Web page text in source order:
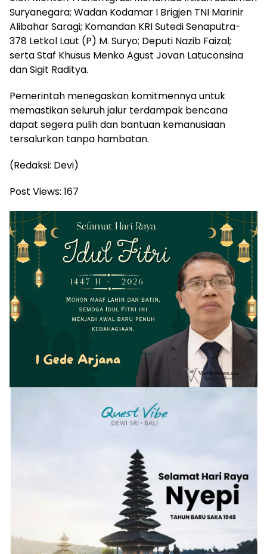
Suryanegara; Wadan Kodamar I Brigjen TNI Marinir
Alibahar Saragi; Komandan KRI Sutedi Senaputra-
378 Letkol Laut (P) M. Suryo; Deputi Nazib Faizal;
serta Staf Khusus Menko Agust Jovan Latuconsina
dan Sigit Raditya.
Pemerintah menegaskan komitmennya untuk
memastikan seluruh jalur terdampak bencana
dapat segera pulih dan bantuan kemanusiaan
tersalurkan tanpa hambatan.
(Redaksi: Devi)
Post Views: 167